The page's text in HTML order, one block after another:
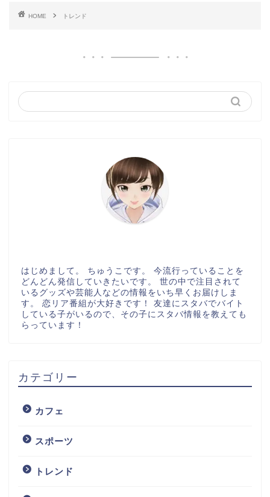
HOME トレンド
はじめまして。 ちゅうこです。 今流行っていることを
どんどん発信していきたいです。 世の中で注目されて
いるグッズや芸能人などの情報をいち早くお届けしま
す。 恋リア番組が大好きです！ 友達にスタバでバイト
している子がいるので、その子にスタバ情報を教えても
らっています！
カテゴリー
カフェ
スポーツ
トレンド